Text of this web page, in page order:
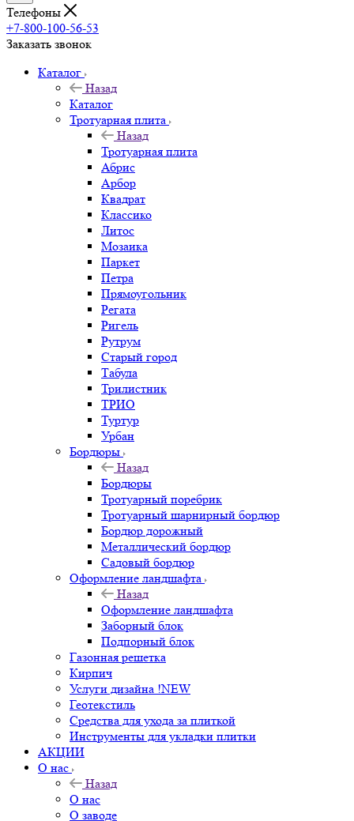
Телефоны
+7-800-100-56-53
Заказать звонок
Каталог
Назад
Каталог
Тротуарная плита
Назад
Тротуарная плита
Абрис
Арбор
Квадрат
Классико
Литос
Мозаика
Паркет
Петра
Прямоугольник
Регата
Ригель
Рутрум
Старый город
Табула
Трилистник
ТРИО
Туртур
Урбан
Бордюры
Назад
Бордюры
Тротуарный поребрик
Тротуарный шарнирный бордюр
Бордюр дорожный
Металлический бордюр
Садовый бордюр
Оформление ландшафта
Назад
Оформление ландшафта
Заборный блок
Подпорный блок
Газонная решетка
Кирпич
Услуги дизайна !NEW
Геотекстиль
Средства для ухода за плиткой
Инструменты для укладки плитки
АКЦИИ
О нас
Назад
О нас
О заводе